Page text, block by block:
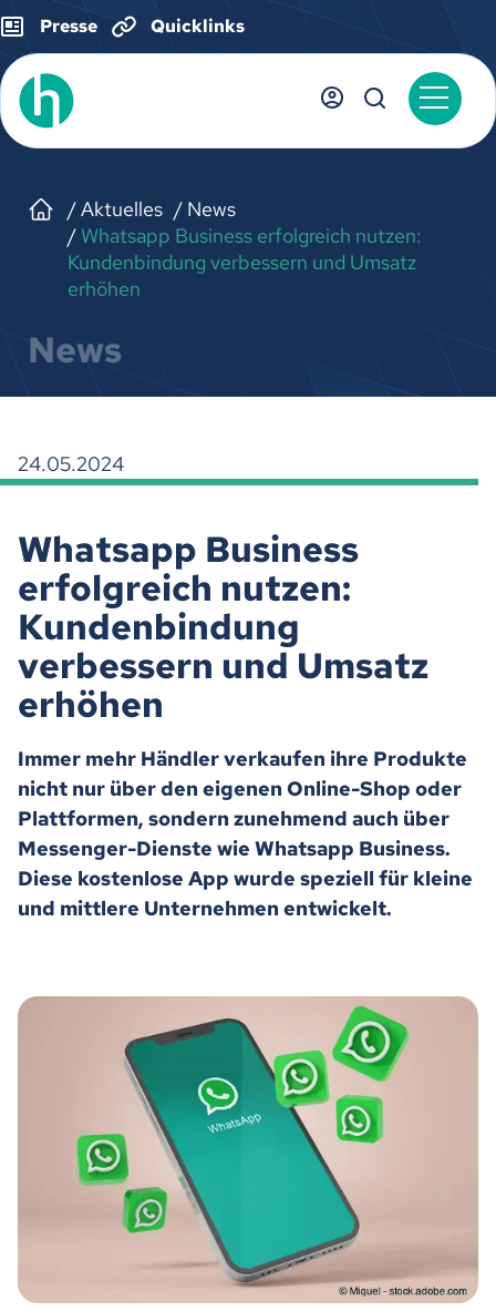
Presse Quicklinks
Aktuelles
News
Whatsapp Business erfolgreich nutzen:
Kundenbindung verbessern und Umsatz
erhöhen
News
24.05.2024
Whatsapp Business
erfolgreich nutzen:
Kundenbindung
verbessern und Umsatz
erhöhen
Immer mehr Händler verkaufen ihre Produkte
nicht nur über den eigenen Online-Shop oder
Plattformen, sondern zunehmend auch über
Messenger-Dienste wie Whatsapp Business.
Diese kostenlose App wurde speziell für kleine
und mittlere Unternehmen entwickelt.